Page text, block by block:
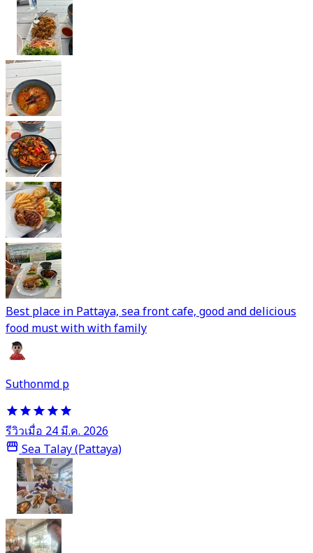
Best place in Pattaya, sea front cafe, good and delicious
food must with with family
Suthonmd p
รีวิวเมื่อ 24 มี.ค. 2026
Sea Talay (Pattaya)